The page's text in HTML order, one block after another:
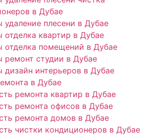
в Дубае
удаление плесени в Дубае
отделка квартир в Дубае
отделка помещений в Дубае
ремонт студии в Дубае
дизайн интерьеров в Дубае
в Дубае
ремонта квартир в Дубае
ремонта офисов в Дубае
ремонта домов в Дубае
чистки кондиционеров в Дубае